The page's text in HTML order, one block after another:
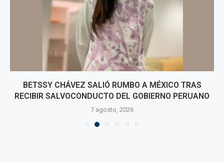
BETSSY CHÁVEZ SALIÓ RUMBO A MÉXICO TRAS
RECIBIR SALVOCONDUCTO DEL GOBIERNO PERUANO
7 agosto, 2026